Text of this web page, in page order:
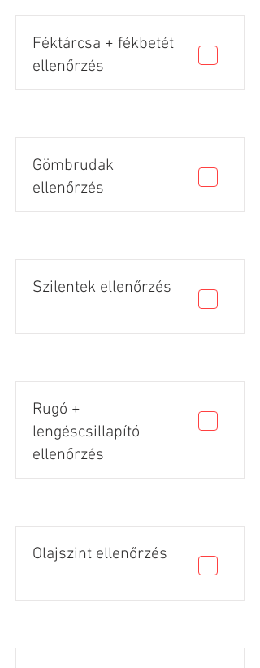
Féktárcsa + fékbetét
ellenőrzés
Gömbrudak
ellenőrzés
Szilentek ellenőrzés
Rugó +
lengéscsillapító
ellenőrzés
Olajszint ellenőrzés